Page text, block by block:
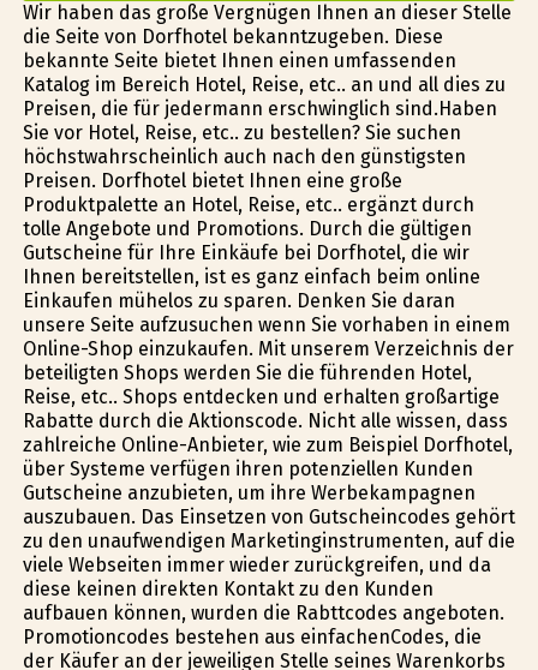
Wir haben das große Vergnügen Ihnen an dieser Stelle
die Seite von Dorfhotel bekanntzugeben. Diese
bekannte Seite bietet Ihnen einen umfassenden
Katalog im Bereich Hotel, Reise, etc.. an und all dies zu
Preisen, die für jedermann erschwinglich sind.Haben
Sie vor Hotel, Reise, etc.. zu bestellen? Sie suchen
höchstwahrscheinlich auch nach den günstigsten
Preisen. Dorfhotel bietet Ihnen eine große
Produktpalette an Hotel, Reise, etc.. ergänzt durch
tolle Angebote und Promotions. Durch die gültigen
Gutscheine für Ihre Einkäufe bei Dorfhotel, die wir
Ihnen bereitstellen, ist es ganz einfach beim online
Einkaufen mühelos zu sparen. Denken Sie daran
unsere Seite aufzusuchen wenn Sie vorhaben in einem
Online-Shop einzukaufen. Mit unserem Verzeichnis der
beteiligten Shops werden Sie die führenden Hotel,
Reise, etc.. Shops entdecken und erhalten großartige
Rabatte durch die Aktionscode. Nicht alle wissen, dass
zahlreiche Online-Anbieter, wie zum Beispiel Dorfhotel,
über Systeme verfügen ihren potenziellen Kunden
Gutscheine anzubieten, um ihre Werbekampagnen
auszubauen. Das Einsetzen von Gutscheincodes gehört
zu den unaufwendigen Marketinginstrumenten, auf die
viele Webseiten immer wieder zurückgreifen, und da
diese keinen direkten Kontakt zu den Kunden
aufbauen können, wurden die Rabttcodes angeboten.
Promotioncodes bestehen aus einfachenCodes, die
der Käufer an der jeweiligen Stelle seines Warenkorbs